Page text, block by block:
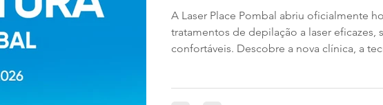
A Laser Place Pombal abriu oficialmente
tratamentos de depilação a laser eficazes,
confortáveis. Descobre a nova clínica, a